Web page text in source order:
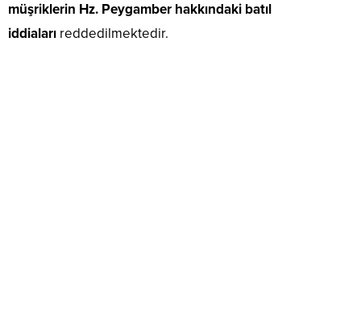
müşriklerin Hz. Peygamber hakkındaki batıl
iddiaları reddedilmektedir.